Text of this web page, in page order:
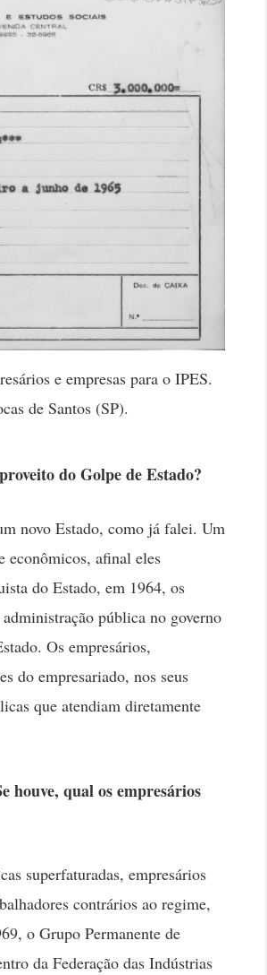
e empresas para o IPES.
de Santos (SP).
do Golpe de Estado?
novo Estado, como já falei. Um
econômicos, afinal eles
do Estado, em 1964, os
pública no governo
Os empresários,
do empresariado, nos seus
que atendiam diretamente
houve, qual os empresários
superfaturadas, empresários
contrários ao regime,
o Grupo Permanente de
da Federação das Indústrias